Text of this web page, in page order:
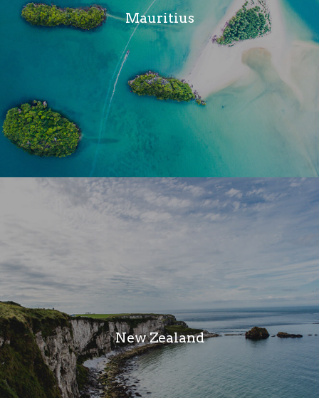
Mauritius
New Zealand